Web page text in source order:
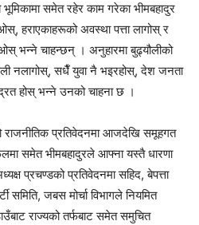
समेत रहेर काम गरेका भीमबहादुर
हराएकाहरूको अवस्था पत्ता लागोस् र
भन्ने चाहन्छन् । अनुहारमा बुढ्यौलीको
नलागोस्, सधैँ युवा नै भइरहोस्, देश जनता
होस् भन्ने उनको चाहना छ ।
राजनीतिक प्रतिवेदनमा आजदेखि समूहगत
समेत भीमबहादुरले आफ्ना यस्तै धारणा
प्रचण्डको प्रतिवेदनमा सहिद, बेपत्ता
समिति, जबस मोर्चा विभागले नियमित
राज्यको तर्फबाट समेत समुचित